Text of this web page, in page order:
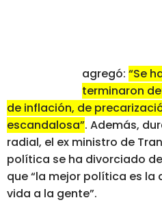
agregó: “Se
terminaron
de inflación, de
escandalosa”. Además,
radial, el ex ministro de
política se ha divorciado
que “la mejor política es la
vida a la gente”.